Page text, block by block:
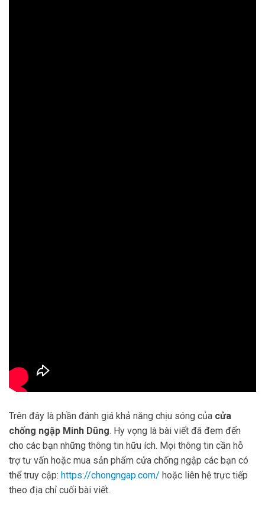
Trên đây là phần đánh giá khả năng chịu sóng của cửa
chống ngập Minh Dũng. Hy vọng là bài viết đã đem đến
cho các bạn những thông tin hữu ích. Mọi thông tin cần hỗ
trợ tư vấn hoặc mua sản phẩm cửa chống ngập các bạn có
thể truy cập: https://chongngap.com/ hoặc liên hệ trực tiếp
theo địa chỉ cuối bài viết.